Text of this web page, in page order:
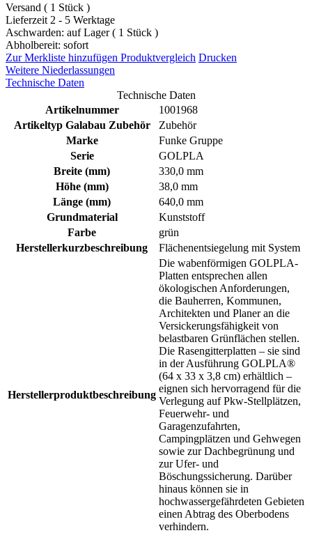
Versand ( 1 Stück )
Lieferzeit 2 - 5 Werktage
Aschwarden: auf Lager ( 1 Stück )
Abholbereit: sofort
Zur Merkliste hinzufügen Produktvergleich Drucken
Weitere Niederlassungen
Technische Daten
Technische Daten
Artikelnummer
1001968
Artikeltyp Galabau Zubehör
Zubehör
Marke
Funke Gruppe
Serie
GOLPLA
Breite (mm)
330,0 mm
Höhe (mm)
38,0 mm
Länge (mm)
640,0 mm
Grundmaterial
Kunststoff
Farbe
grün
Herstellerkurzbeschreibung
Flächenentsiegelung mit System
Herstellerproduktbeschreibung
Die wabenförmigen GOLPLA-
Platten entsprechen allen
ökologischen Anforderungen,
die Bauherren, Kommunen,
Architekten und Planer an die
Versickerungsfähigkeit von
belastbaren Grünflächen stellen.
Die Rasengitterplatten – sie sind
in der Ausführung GOLPLA®
(64 x 33 x 3,8 cm) erhältlich –
eignen sich hervorragend für die
Verlegung auf Pkw-Stellplätzen,
Feuerwehr- und
Garagenzufahrten,
Campingplätzen und Gehwegen
sowie zur Dachbegrünung und
zur Ufer- und
Böschungssicherung. Darüber
hinaus können sie in
hochwassergefährdeten Gebieten
einen Abtrag des Oberbodens
verhindern.